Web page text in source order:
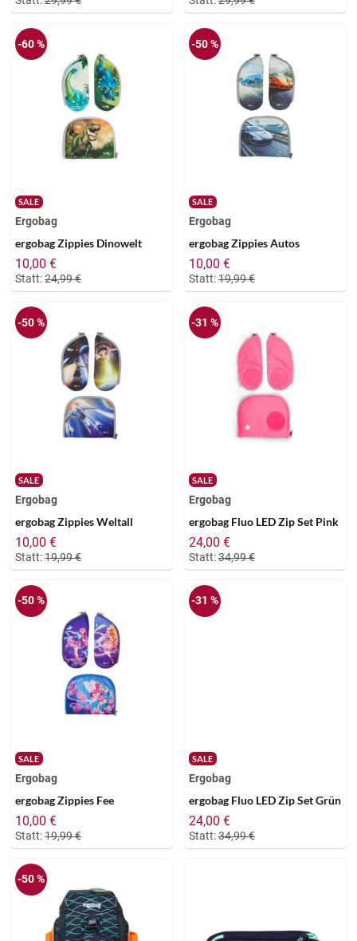
SALE
Ergobag
ergobag Zippies Dinowelt
10,00 €
Statt:24,99 €
-60 %
SALE
Ergobag
ergobag Zippies Autos
10,00 €
Statt:19,99 €
-50 %
SALE
Ergobag
ergobag Zippies Weltall
10,00 €
Statt:19,99 €
-50 %
SALE
Ergobag
ergobag Fluo LED Zip Set Pink
24,00 €
Statt:34,99 €
-31 %
SALE
Ergobag
ergobag Zippies Fee
10,00 €
Statt:19,99 €
-50 %
SALE
Ergobag
ergobag Fluo LED Zip Set Grün
24,00 €
Statt:34,99 €
-31 %
-50 %